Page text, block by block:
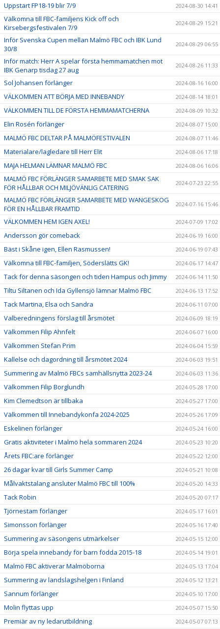
Uppstart FP18-19 blir 7/9 2024-08-30 14:41
Välkomna till FBC-familjens Kick off och
Kirsebergsfestivalen 7/9
2024-08-29 15:21
Inför Svenska Cupen mellan Malmö FBC och IBK Lund
30/8
2024-08-29 06:55
Inför match: Herr A spelar första hemmamatchen mot
IBK Genarp tisdag 27 aug
2024-08-26 11:33
Sol Johansen förlänger 2024-08-16 16:00
VÄLKOMMEN ATT BÖRJA MED INNEBANDY 2024-08-14 18:01
VÄLKOMMEN TILL DE FÖRSTA HEMMAMATCHERNA 2024-08-09 10:32
Elin Rosén förlänger 2024-08-07 15:00
MALMÖ FBC DELTAR PÅ MALMÖFESTIVALEN 2024-08-07 11:46
Materialare/lagledare till Herr Elit 2024-08-06 17:18
MAJA HELMAN LÄMNAR MALMÖ FBC 2024-08-06 16:06
MALMÖ FBC FÖRLÄNGER SAMARBETE MED SMAK SAK
FÖR HÅLLBAR OCH MILJÖVÄNLIG CATERING
2024-07-23 22:55
MALMÖ FBC FÖRLÄNGER SAMARBETE MED WANGESKOG
FÖR EN HÅLLBAR FRAMTID
2024-07-16 15:46
VÄLKOMMEN HEM IGEN AXEL! 2024-07-09 17:02
Andersson gör comeback 2024-06-19 16:00
Bäst i Skåne igen, Ellen Rasmussen! 2024-06-19 07:43
Välkomna till FBC-familjen, Söderslätts GK! 2024-06-17 14:47
Tack för denna säsongen och tiden Hampus och Jimmy 2024-06-14 11:50
Tiltu Siltanen och Ida Gyllensjö lämnar Malmö FBC 2024-06-13 17:52
Tack Martina, Elsa och Sandra 2024-06-11 07:00
Valberedningens förslag till årsmötet 2024-06-09 18:19
Välkommen Filip Ahnfelt 2024-06-07 16:00
Välkommen Stefan Prim 2024-06-04 15:59
Kallelse och dagordning till årsmötet 2024 2024-06-03 19:51
Summering av Malmö FBCs samhällsnytta 2023-24 2024-06-03 11:36
Välkommen Filip Borglundh 2024-05-28 17:00
Kim Clemedtson är tillbaka 2024-05-27 17:00
Välkommen till Innebandykonfa 2024-2025 2024-05-26 17:09
Eskelinen förlänger 2024-05-24 16:00
Gratis aktiviteter i Malmö hela sommaren 2024 2024-05-23 10:20
Årets FBC:are förlänger 2024-05-22 12:00
26 dagar kvar till Girls Summer Camp 2024-05-21 10:08
Målvaktstalang ansluter Malmö FBC till 100% 2024-05-20 14:33
Tack Robin 2024-05-20 07:17
Tjörnestam förlänger 2024-05-17 16:01
Simonsson förlänger 2024-05-16 17:40
Summering av säsongens utmärkelser 2024-05-15 12:00
Börja spela innebandy för barn födda 2015-18 2024-05-14 19:01
Malmö FBC aktiverar Malmöborna 2024-05-13 17:04
Summering av landslagshelgen i Finland 2024-05-12 13:21
Sannum förlänger 2024-05-10 17:00
Molin flyttas upp 2024-05-07 15:50
Premiär av ny ledarutbildning 2024-05-07 07:13